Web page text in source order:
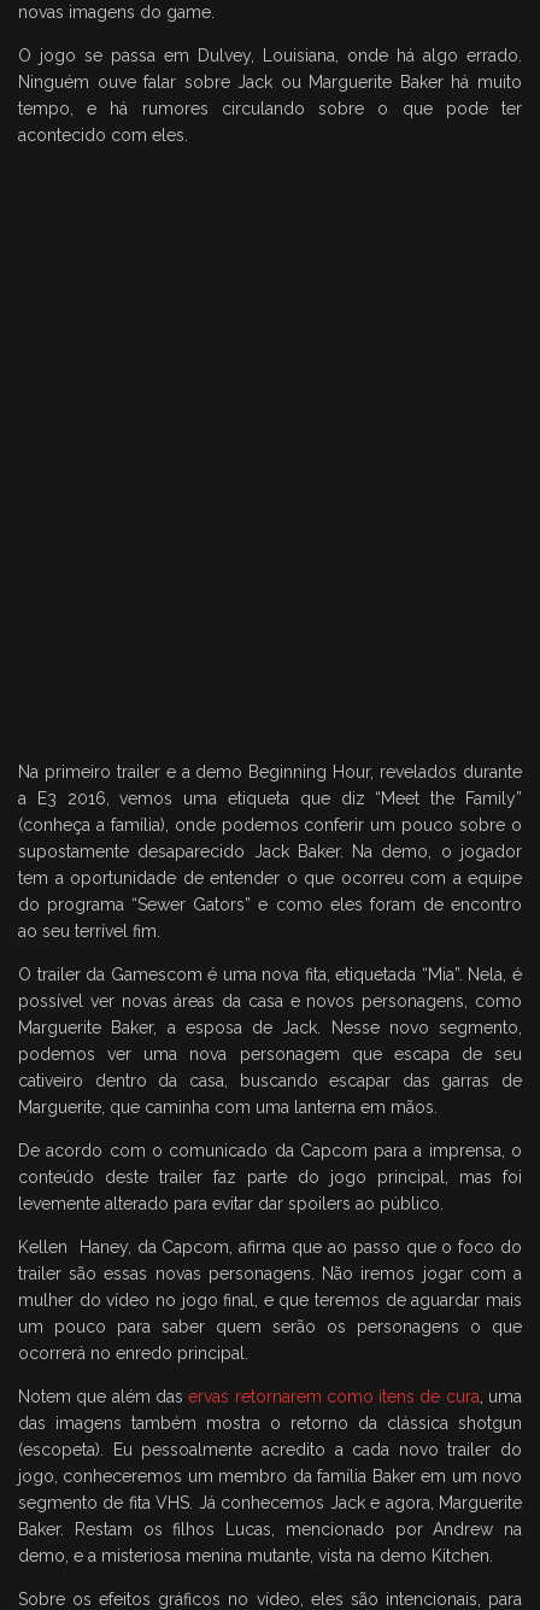
novas imagens do game.
O jogo se passa em Dulvey, Louisiana, onde há algo errado.
Ninguém ouve falar sobre Jack ou Marguerite Baker há muito
tempo, e há rumores circulando sobre o que pode ter
acontecido com eles.
Na primeiro trailer e a demo Beginning Hour, revelados durante
a E3 2016, vemos uma etiqueta que diz “Meet the Family”
(conheça a família), onde podemos conferir um pouco sobre o
supostamente desaparecido Jack Baker. Na demo, o jogador
tem a oportunidade de entender o que ocorreu com a equipe
do programa “Sewer Gators” e como eles foram de encontro
ao seu terrível fim.
O trailer da Gamescom é uma nova fita, etiquetada “Mia”. Nela, é
possível ver novas áreas da casa e novos personagens, como
Marguerite Baker, a esposa de Jack. Nesse novo segmento,
podemos ver uma nova personagem que escapa de seu
cativeiro dentro da casa, buscando escapar das garras de
Marguerite, que caminha com uma lanterna em mãos.
De acordo com o comunicado da Capcom para a imprensa, o
conteúdo deste trailer faz parte do jogo principal, mas foi
levemente alterado para evitar dar spoilers ao público.
Kellen Haney, da Capcom, afirma que ao passo que o foco do
trailer são essas novas personagens. Não iremos jogar com a
mulher do vídeo no jogo final, e que teremos de aguardar mais
um pouco para saber quem serão os personagens o que
ocorrerá no enredo principal.
Notem que além daservas retornarem como itens de cura , uma
das imagens também mostra o retorno da clássica shotgun
(escopeta). Eu pessoalmente acredito a cada novo trailer do
jogo, conheceremos um membro da família Baker em um novo
segmento de fita VHS. Já conhecemos Jack e agora, Marguerite
Baker. Restam os filhos Lucas, mencionado por Andrew na
demo, e a misteriosa menina mutante, vista na demo Kitchen.
Sobre os efeitos gráficos no vídeo, eles são intencionais, para